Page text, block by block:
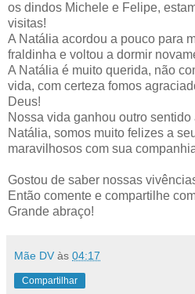
os dindos Michele e Felipe,
visitas!
A Natália acordou a pouco para
fraldinha e voltou a dormir
A Natália é muito querida, não
vida, com certeza fomos
Deus!
Nossa vida ganhou outro
Natália, somos muito felizes a
maravilhosos com sua
Gostou de saber nossas
Então comente e compartilhe
Grande abraço!
Mãe DV às 04:17
Compartilhar